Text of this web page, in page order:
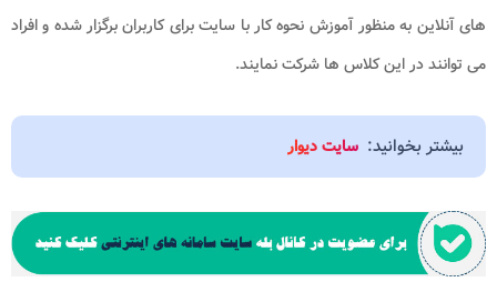
های آنلاین به منظور آموزش نحوه کار با سایت برای کاربران برگزار شده و افراد
می توانند در این کلاس ها شرکت نمایند.
بیشتر بخوانید: سایت دیوار